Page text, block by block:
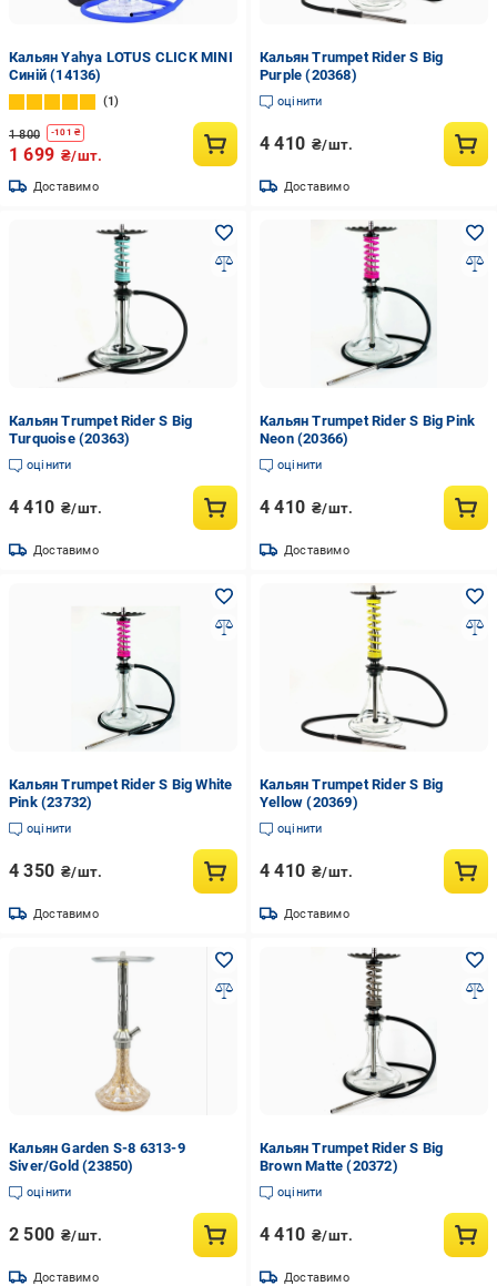
Кальян Yahya LOTUS CLICK MINI
Синій (14136)
1
1 800 -101 ₴
1 699 ₴/шт.
Доставимо
Кальян Trumpet Rider S Big
Purple (20368)
оцінити
4 410 ₴/шт.
Доставимо
Кальян Trumpet Rider S Big
Turquoise (20363)
оцінити
4 410 ₴/шт.
Доставимо
Кальян Trumpet Rider S Big Pink
Neon (20366)
оцінити
4 410 ₴/шт.
Доставимо
Кальян Trumpet Rider S Big White
Pink (23732)
оцінити
4 350 ₴/шт.
Доставимо
Кальян Trumpet Rider S Big
Yellow (20369)
оцінити
4 410 ₴/шт.
Доставимо
Кальян Garden S-8 6313-9
Siver/Gold (23850)
оцінити
2 500 ₴/шт.
Доставимо
Кальян Trumpet Rider S Big
Brown Matte (20372)
оцінити
4 410 ₴/шт.
Доставимо